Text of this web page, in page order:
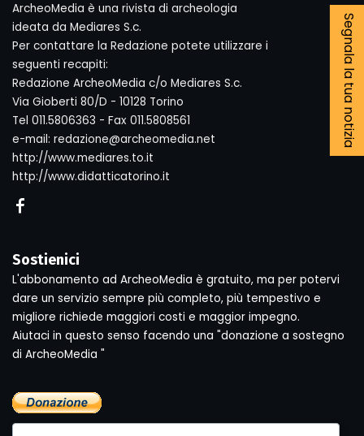
Segnala la tua notizia
ArcheoMedia è una rivista di archeologia
ideata da Mediares S.c.
Per contattare la Redazione potete utilizzare i
seguenti recapiti:
Redazione ArcheoMedia c/o Mediares S.c.
Via Gioberti 80/D - 10128 Torino
Tel 011.5806363 - Fax 011.5808561
e-mail: redazione@archeomedia.net
http://www.mediares.to.it
http://www.didatticatorino.it
Sostienici
L'abbonamento ad ArcheoMedia è gratuito, ma per potervi
dare un servizio sempre più completo, più tempestivo e
migliore richiede maggiori costi e maggior impegno.
Aiutaci in questo senso facendo una "donazione a sostegno
di ArcheoMedia "